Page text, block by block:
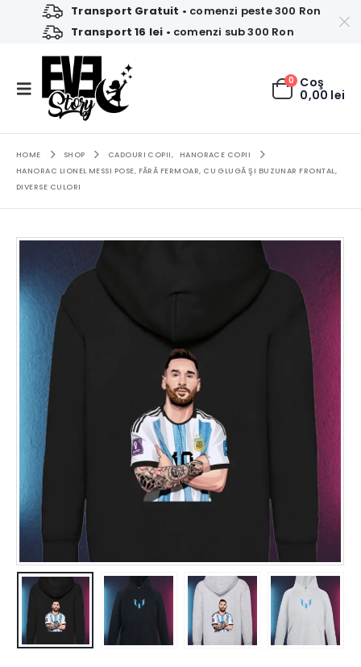
Transport Gratuit • comenzi peste 300 Ron
Transport 16 lei • comenzi sub 300 Ron
0 Coş
0,00 lei
HOME SHOP CADOURI COPII,
HANORACE COPII
HANORAC LIONEL MESSI POSE, FĂRĂ FERMOAR, CU GLUGĂ ŞI BUZUNAR FRONTAL,
DIVERSE CULORI